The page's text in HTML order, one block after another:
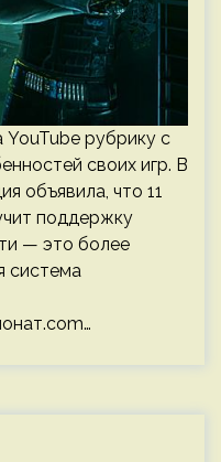
YouTube рубрику с
своих игр. В
объявила, что 11
поддержку
— это более
система